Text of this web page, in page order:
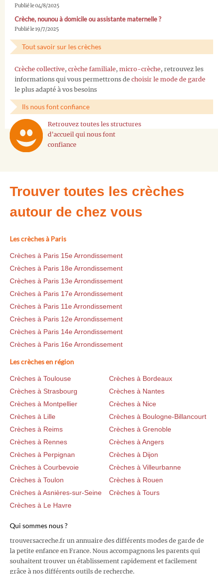
Publié le 04/8/2025
Crèche, nounou à domicile ou assistante maternelle ?
Publié le 19/7/2025
Tout savoir sur les crèches
Crèche collective, crèche familiale, micro-crèche, retrouvez les
informations qui vous permettrons de choisir le mode de garde
le plus adapté à vos besoins
Ils nous font confiance
Retrouvez toutes les structures
d'accueil qui nous font
confiance
Trouver toutes les crèches
autour de chez vous
Les crèches à Paris
Crèches à Paris 15e Arrondissement
Crèches à Paris 18e Arrondissement
Crèches à Paris 13e Arrondissement
Crèches à Paris 17e Arrondissement
Crèches à Paris 11e Arrondissement
Crèches à Paris 12e Arrondissement
Crèches à Paris 14e Arrondissement
Crèches à Paris 16e Arrondissement
Les crèches en région
Crèches à Toulouse
Crèches à Bordeaux
Crèches à Strasbourg
Crèches à Nantes
Crèches à Montpellier
Crèches à Nice
Crèches à Lille
Crèches à Boulogne-Billancourt
Crèches à Reims
Crèches à Grenoble
Crèches à Rennes
Crèches à Angers
Crèches à Perpignan
Crèches à Dijon
Crèches à Courbevoie
Crèches à Villeurbanne
Crèches à Toulon
Crèches à Rouen
Crèches à Asnières-sur-Seine
Crèches à Tours
Crèches à Le Havre
Qui sommes nous ?
trouversacreche.fr un annuaire des différents modes de garde de
la petite enfance en France. Nous accompagnons les parents qui
souhaitent trouver un établissement rapidement et facilement
grâce à nos différents outils de recherche.